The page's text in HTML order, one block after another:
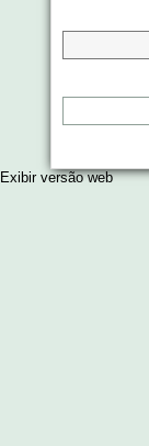
Exibir versão web